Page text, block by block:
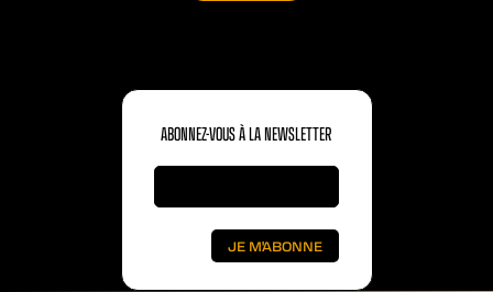
ABONNEZ-VOUS À LA NEWSLETTER